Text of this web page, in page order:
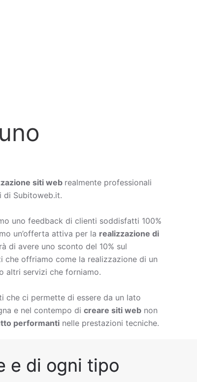
siti web realmente professionali
di Subitoweb.it.
uno feedback di clienti soddisfatti 100%
un’offerta attiva per la realizzazione di
di avere uno sconto del 10% sul
che offriamo come la realizzazione di un
altri servizi che forniamo.
che ci permette di essere da un lato
e nel contempo di creare siti web non
performanti nelle prestazioni tecniche.
e di ogni tipo